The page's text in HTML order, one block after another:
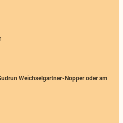
Weichselgartner-Nopper oder am